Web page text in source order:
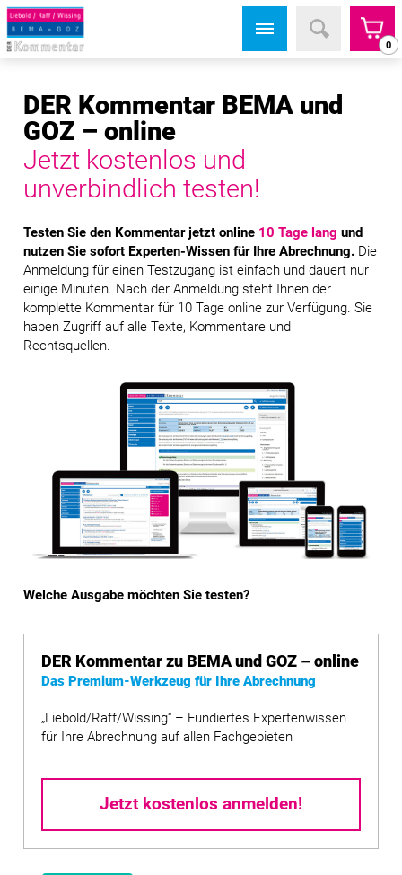
0
DER Kommentar BEMA und
GOZ – online
Jetzt kostenlos und
unverbindlich testen!
Testen Sie den Kommentar jetzt online 10 Tage lang und
nutzen Sie sofort Experten-Wissen für Ihre Abrechnung. Die
Anmeldung für einen Testzugang ist einfach und dauert nur
einige Minuten. Nach der Anmeldung steht Ihnen der
komplette Kommentar für 10 Tage online zur Verfügung. Sie
haben Zugriff auf alle Texte, Kommentare und
Rechtsquellen.
Welche Ausgabe möchten Sie testen?
DER Kommentar zu BEMA und GOZ – online
Das Premium-Werkzeug für Ihre Abrechnung
„Liebold/Raff/Wissing“ – Fundiertes Expertenwissen
für Ihre Abrechnung auf allen Fachgebieten
Jetzt kostenlos anmelden!